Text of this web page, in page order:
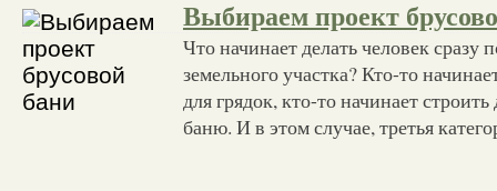
Выбираем проект
Что начинает делать человек сразу
земельного участка? Кто-то
для грядок, кто-то начинает
баню. И в этом случае, третья